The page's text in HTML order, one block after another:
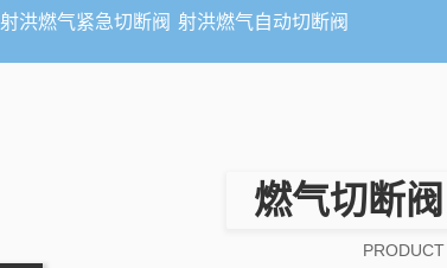
射洪燃气紧急切断阀 射洪燃气自动切断阀
燃气切断阀